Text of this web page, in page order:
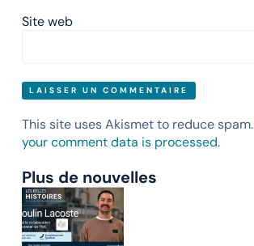
Site web
This site uses Akismet to reduce spam.
your comment data is processed.
Plus de nouvelles